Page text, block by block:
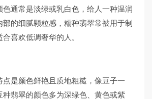
色通常是淡绿或乳白色，给人一种温润
部的细腻颗粒感，糯种翡翠常被用于制
喜欢低调奢华的人。
点是颜色鲜艳且质地粗糙，像豆子一
种翡翠的颜色多为深绿色、黄色或紫